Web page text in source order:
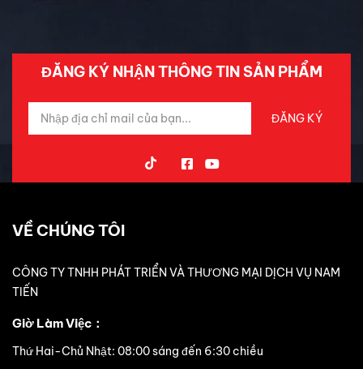
ĐĂNG KÝ NHẬN THÔNG TIN SẢN PHẨM
VỀ CHÚNG TÔI
CÔNG TY TNHH PHÁT TRIỂN VÀ THƯƠNG MẠI DỊCH VỤ NAM
TIẾN
Giờ Làm Việc：
Thứ Hai-Chủ Nhật: 08:00 sáng đến 6:30 chiều